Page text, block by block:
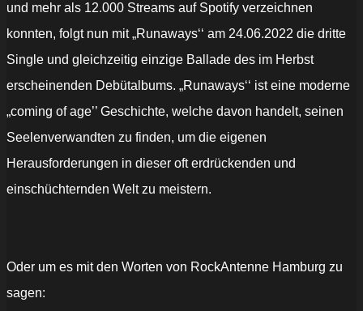
und mehr als 12.000 Streams auf Spotify verzeichnen
konnten, folgt nun mit „Runaways‘‘ am 24.06.2022 die dritte
Single und gleichzeitig einzige Ballade des im Herbst
erscheinenden Debütalbums. „Runaways‘‘ ist eine moderne
„coming of age’’ Geschichte, welche davon handelt, seinen
Seelenverwandten zu finden, um die eigenen
Herausforderungen in dieser oft erdrückenden und
einschüchternden Welt zu meistern.
Oder um es mit den Worten von RockAntenne Hamburg zu
sagen: